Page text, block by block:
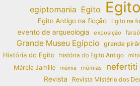
egiptomania Egito
Egito Antigo na ficção Egito na
evento de arqueologia exposição faraó
Grande Museu Egípcio grande
História do Egito
história do Egito Antigo
Márcia Jamille múmia múmias nefertiti
Revista
Revista Mistério dos